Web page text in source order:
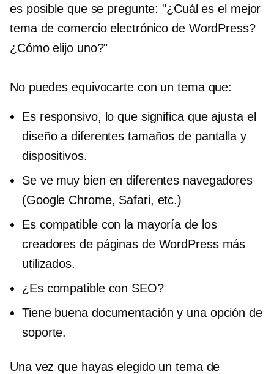
es posible que se pregunte: "¿Cuál es el mejor
tema de comercio electrónico de WordPress?
¿Cómo elijo uno?"
No puedes equivocarte con un tema que:
Es responsivo, lo que significa que ajusta el
diseño a diferentes tamaños de pantalla y
dispositivos.
Se ve muy bien en diferentes navegadores
(Google Chrome, Safari, etc.)
Es compatible con la mayoría de los
creadores de páginas de WordPress más
utilizados.
¿Es compatible con SEO?
Tiene buena documentación y una opción de
soporte.
Una vez que hayas elegido un tema de